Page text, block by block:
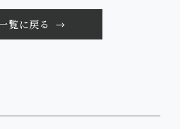
覧に戻る